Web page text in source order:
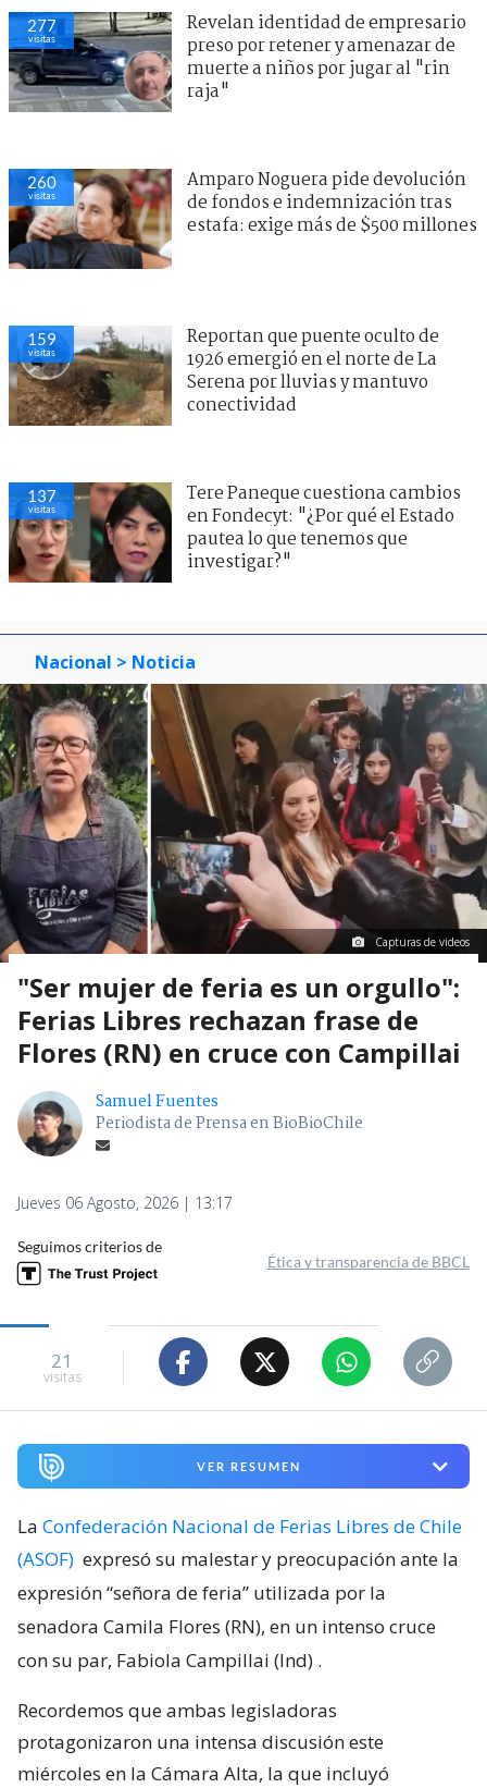
277
visitas
Revelan identidad de empresario
preso por retener y amenazar de
muerte a niños por jugar al "rin
raja"
260
visitas
Amparo Noguera pide devolución
de fondos e indemnización tras
estafa: exige más de $500 millones
159
visitas
Reportan que puente oculto de
1926 emergió en el norte de La
Serena por lluvias y mantuvo
conectividad
137
visitas
Tere Paneque cuestiona cambios
en Fondecyt: "¿Por qué el Estado
pautea lo que tenemos que
investigar?"
Nacional > Noticia
Capturas de videos
"Ser mujer de feria es un orgullo":
Ferias Libres rechazan frase de
Flores (RN) en cruce con Campillai
Samuel Fuentes
Periodista de Prensa en BioBioChile
Jueves 06 Agosto, 2026 | 13:17
Seguimos criterios de
Ética y transparencia de BBCL
21
visitas
VER RESUMEN
La Confederación Nacional de Ferias Libres de Chile
(ASOF) expresó su malestar y preocupación ante la
expresión “señora de feria” utilizada por la
senadora Camila Flores (RN), en un intenso cruce
con su par, Fabiola Campillai (Ind) .
Recordemos que ambas legisladoras
protagonizaron una intensa discusión este
miércoles en la Cámara Alta, la que incluyó